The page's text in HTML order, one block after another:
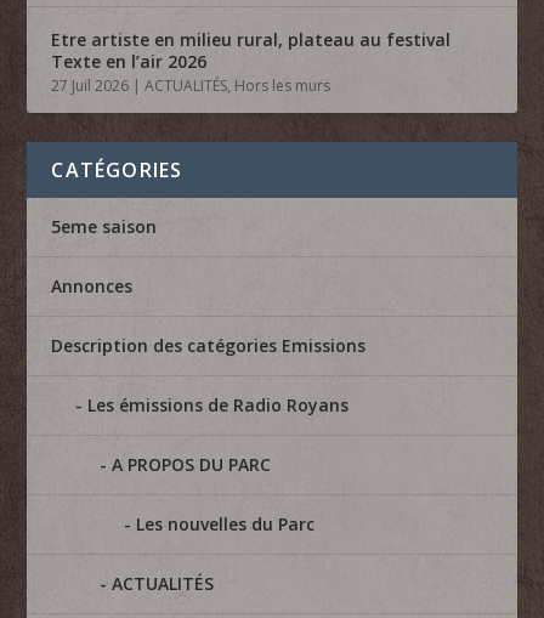
Etre artiste en milieu rural, plateau au festival
Texte en l’air 2026
27 Juil 2026 |ACTUALITÉS, Hors les murs
CATÉGORIES
5eme saison
Annonces
Description des catégories Emissions
Les émissions de Radio Royans
A PROPOS DU PARC
Les nouvelles du Parc
ACTUALITÉS